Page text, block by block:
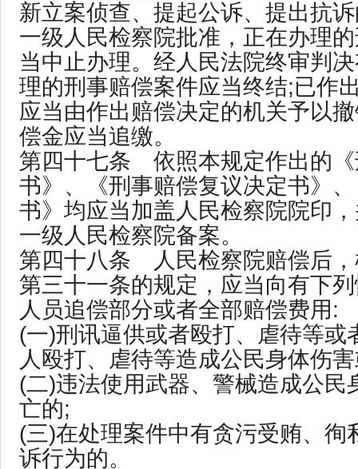
新立案侦查、提起公诉、提出抗
一级人民检察院批准，正在办理
当中止办理。经人民法院终审判
理的刑事赔偿案件应当终结;已作
应当由作出赔偿决定的机关予以
偿金应当追缴。
第四十七条 依照本规定作出的《
书》、《刑事赔偿复议决定书》
书》均应当加盖人民检察院院印
一级人民检察院备案。
第四十八条 人民检察院赔偿后，
第三十一条的规定，应当向有下
人员追偿部分或者全部赔偿费用:
(一)刑讯逼供或者殴打、虐待等或
人殴打、虐待等造成公民身体伤
(二)违法使用武器、警械造成公民
亡的;
(三)在处理案件中有贪污受贿、徇
诉行为的。